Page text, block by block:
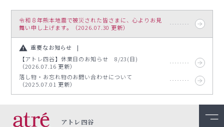
令和８年熊本地震で被災された皆さまに、心よりお見
舞い申し上げます。（2026.07.30 更新）
重要なお知らせ
【アトレ四谷】休業日のお知らせ 8/23(日)
（2026.07.16 更新）
落し物・お忘れ物のお問い合わせについて
（2025.07.01 更新）
アトレ四谷